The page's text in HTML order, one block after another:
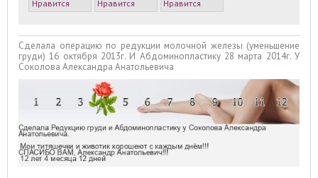
Нравится Нравится Нравится
Сделала операцию по редукции молочной железы (уменьшение
груди) 16 октября 2013г. И Абдоминопластику 28 марта 2014г. У
Соколова Александра Анатольевича